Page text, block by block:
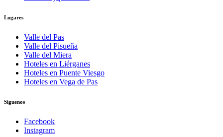
Lugares
Valle del Pas
Valle del Pisueña
Valle del Miera
Hoteles en Liérganes
Hoteles en Puente Viesgo
Hoteles en Vega de Pas
Síguenos
Facebook
Instagram